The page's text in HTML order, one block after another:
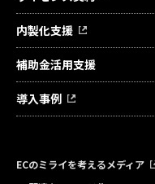
内製化支援
補助金活用支援
導入事例
ECのミライを考えるメディア